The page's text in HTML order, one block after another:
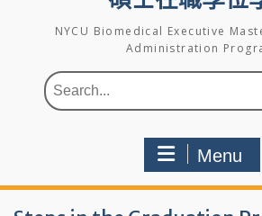
NYCU Biomedical Executive
Administration
Search
for:
Menu